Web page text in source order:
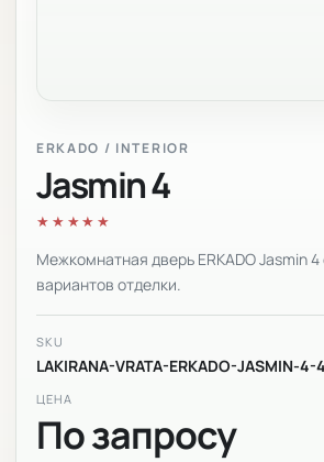
ERKADO / INTERIOR
Jasmin 4
★★★★★
Межкомнатная дверь ERKADO Jasmin
вариантов отделки.
SKU
LAKIRANA-VRATA-ERKADO-JASMIN-
ЦЕНА
По запросу